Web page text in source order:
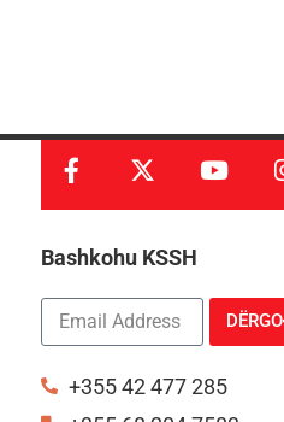
Bashkohu KSSH
DËRGO
+355 42 477 285